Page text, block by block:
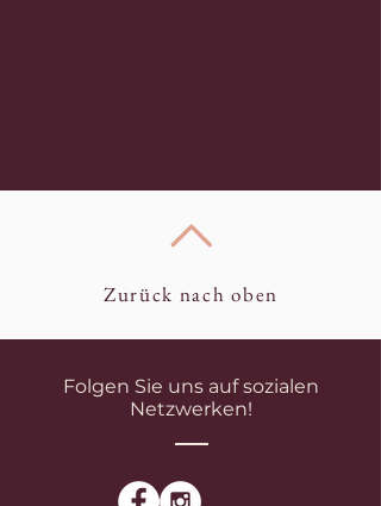
Zurück nach oben
Folgen Sie uns auf sozialen
Netzwerken!